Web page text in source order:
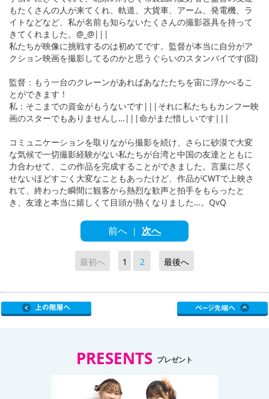
もたくさんの人が来てくれ、軌道、大貨車、アーム、発電機、ラ
イトなどなど、私が名前も知らないたくさんの撮影器具を持って
きてくれました。@_@|||
私たちが映像に挑戦するのは初めてです。監督が本当に自分がア
クション映画を撮影してるのかと思うぐらいのスタンバイです(囧)
監督：もう一台のクレーンがあればあなたたちを宙に浮かべるこ
とができます！
私：そこまでの資金がもうないです|||それに私たちもカンフー映
画のスターでもありませんし…|||命がまだ惜しいです|||
コミュニケーションを取りながら撮影を続け、さらに砂漠で大変
な気候で一切撮影経験がない私たちが台湾と中国の友達とともに
力合わせて、この作品を完成することができました。言葉に尽く
せないほどすごく大変なこともあったけど、作品がCWTで上映さ
れて、終わった瞬間に観客から熱烈な歓声と拍手をもらったと
き、友達と本当に嬉しくて目頭が熱くなりました…。QvQ
前へ | 次へ
最初へ 1 2 最後へ
PRESENTS プレゼント